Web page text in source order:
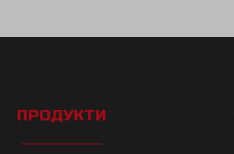
ПРОДУКТИ